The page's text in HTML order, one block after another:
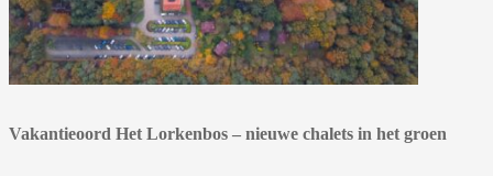
Vakantieoord Het Lorkenbos – nieuwe chalets in het groen